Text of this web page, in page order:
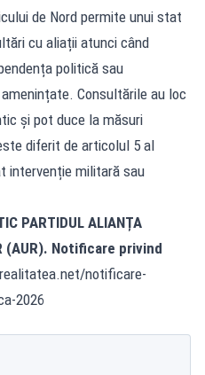
de Nord permite unui stat
cu aliații atunci când
politică sau
Consultările au loc
și pot duce la măsuri
diferit de articolul 5 al
intervenție militară sau
PARTIDUL ALIANȚA
(AUR). Notificare privind
notificare-
2026